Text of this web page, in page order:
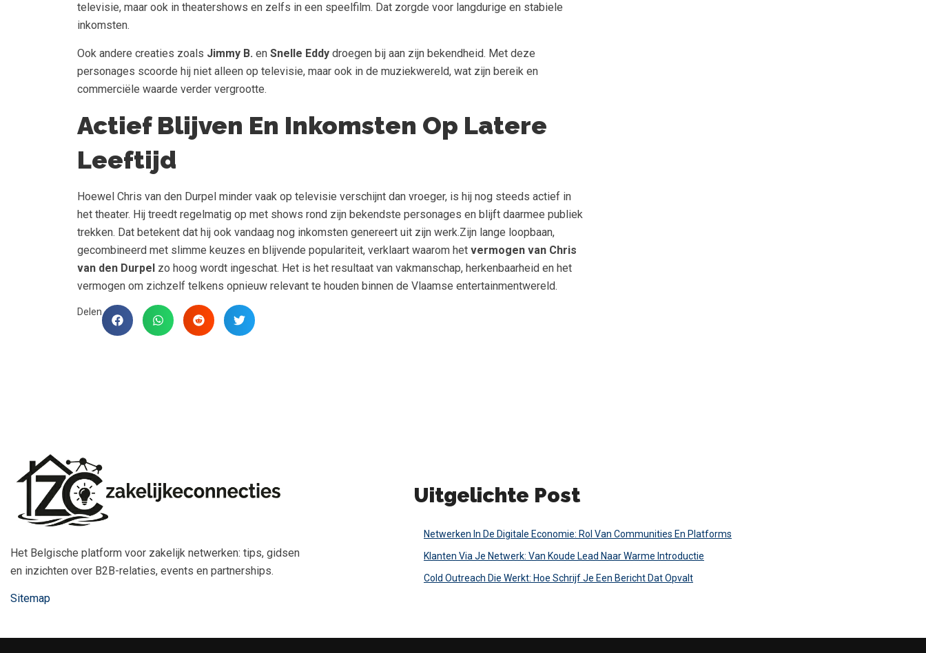
televisie, maar ook in theatershows en zelfs in een speelfilm. Dat zorgde voor langdurige en stabiele
inkomsten.
Ook andere creaties zoals Jimmy B. en Snelle Eddy droegen bij aan zijn bekendheid. Met deze
personages scoorde hij niet alleen op televisie, maar ook in de muziekwereld, wat zijn bereik en
commerciële waarde verder vergrootte.
Actief Blijven En Inkomsten Op Latere
Leeftijd
Hoewel Chris van den Durpel minder vaak op televisie verschijnt dan vroeger, is hij nog steeds actief in
het theater. Hij treedt regelmatig op met shows rond zijn bekendste personages en blijft daarmee publiek
trekken. Dat betekent dat hij ook vandaag nog inkomsten genereert uit zijn werk.Zijn lange loopbaan,
gecombineerd met slimme keuzes en blijvende populariteit, verklaart waarom het vermogen van Chris
van den Durpel zo hoog wordt ingeschat. Het is het resultaat van vakmanschap, herkenbaarheid en het
vermogen om zichzelf telkens opnieuw relevant te houden binnen de Vlaamse entertainmentwereld.
Delen
Het Belgische platform voor zakelijk netwerken: tips, gidsen
en inzichten over B2B-relaties, events en partnerships.
Sitemap
Uitgelichte Post
Netwerken In De Digitale Economie: Rol Van Communities En Platforms
Klanten Via Je Netwerk: Van Koude Lead Naar Warme Introductie
Cold Outreach Die Werkt: Hoe Schrijf Je Een Bericht Dat Opvalt